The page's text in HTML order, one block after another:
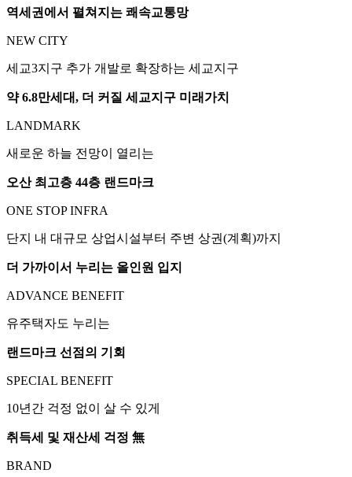
역세권에서 펼쳐지는 쾌속교통망
NEW CITY
세교3지구 추가 개발로 확장하는 세교지구
약 6.8만세대, 더 커질 세교지구 미래가치
LANDMARK
새로운 하늘 전망이 열리는
오산 최고층 44층 랜드마크
ONE STOP INFRA
단지 내 대규모 상업시설부터 주변 상권(계획)까지
더 가까이서 누리는 올인원 입지
ADVANCE BENEFIT
유주택자도 누리는
랜드마크 선점의 기회
SPECIAL BENEFIT
10년간 걱정 없이 살 수 있게
취득세 및 재산세 걱정 無
BRAND